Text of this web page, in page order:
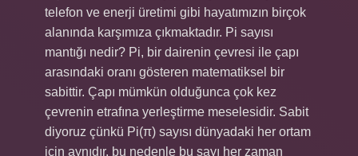
telefon ve enerji üretimi gibi hayatımızın birçok
alanında karşımıza çıkmaktadır. Pi sayısı
mantığı nedir? Pi, bir dairenin çevresi ile çapı
arasındaki oranı gösteren matematiksel bir
sabittir. Çapı mümkün olduğunca çok kez
çevrenin etrafına yerleştirme meselesidir. Sabit
diyoruz çünkü Pi(π) sayısı dünyadaki her ortam
için aynıdır, bu nedenle bu sayı her zaman